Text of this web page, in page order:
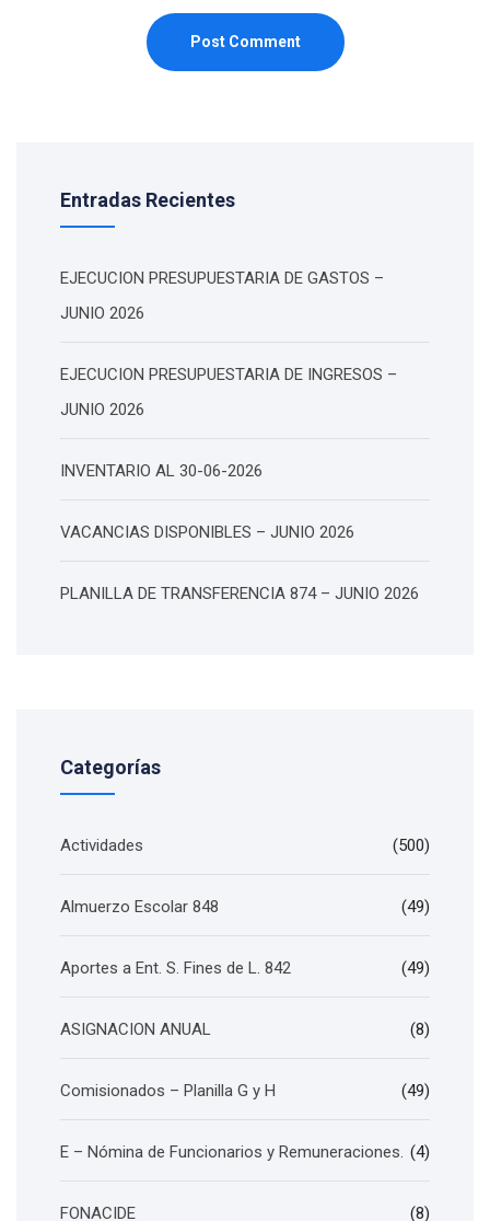
Post Comment
Entradas Recientes
EJECUCION PRESUPUESTARIA DE GASTOS –
JUNIO 2026
EJECUCION PRESUPUESTARIA DE INGRESOS –
JUNIO 2026
INVENTARIO AL 30-06-2026
VACANCIAS DISPONIBLES – JUNIO 2026
PLANILLA DE TRANSFERENCIA 874 – JUNIO 2026
Categorías
Actividades (500)
Almuerzo Escolar 848 (49)
Aportes a Ent. S. Fines de L. 842 (49)
ASIGNACION ANUAL (8)
Comisionados – Planilla G y H (49)
E – Nómina de Funcionarios y Remuneraciones. (4)
FONACIDE (8)